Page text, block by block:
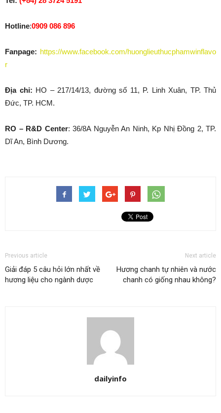
Hotline:0909 086 896
Fanpage: https://www.facebook.com/huonglieuthucphamwinflavo
r
Địa chỉ: HO – 217/14/13, đường số 11, P. Linh Xuân, TP. Thủ
Đức, TP. HCM.
RO – R&D Center: 36/8A Nguyễn An Ninh, Kp Nhị Đồng 2, TP.
Dĩ An, Bình Dương.
Previous article
Giải đáp 5 câu hỏi lớn nhất về
hương liệu cho ngành dược
Next article
Hương chanh tự nhiên và nước
chanh có giống nhau không?
dailyinfo